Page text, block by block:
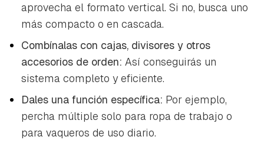
aprovecha el formato vertical. Si no, busca uno
más compacto o en cascada.
Combínalas con cajas, divisores y otros
accesorios de orden: Así conseguirás un
sistema completo y eficiente.
Dales una función específica: Por ejemplo,
percha múltiple solo para ropa de trabajo o
para vaqueros de uso diario.